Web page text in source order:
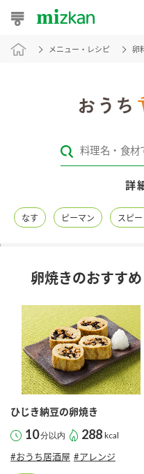
おうちレシピ
レシピカテゴリ一覧
レシピ名特集
商品情報
商品カテゴリ
酢
新商品一覧
キャンペーン情報
ブランド・スペシャルサイト
ブランド・スペシャルサイ
メニュー・レシピ 卵
詳
なす ピーマン スピー
卵焼きのおすす
ひじき納豆の卵焼き
10分以内 288 kcal
#おうち居酒屋 #アレンジ